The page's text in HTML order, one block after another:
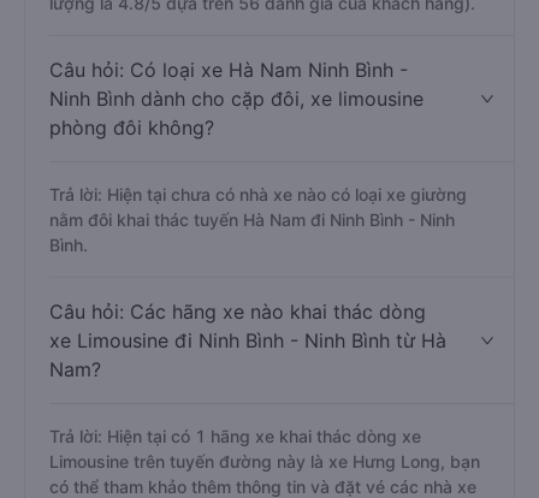
Câu hỏi: Có loại xe Hà Nam Ninh Bình -
Ninh Bình dành cho cặp đôi, xe limousine
phòng đôi không?
Trả lời: Hiện tại chưa có nhà xe nào có loại xe giường
nằm đôi khai thác tuyến Hà Nam đi Ninh Bình - Ninh
Bình.
Câu hỏi: Các hãng xe nào khai thác dòng
xe Limousine đi Ninh Bình - Ninh Bình từ Hà
Nam?
Trả lời: Hiện tại có 1 hãng xe khai thác dòng xe
Limousine trên tuyến đường này là xe Hưng Long, bạn
có thể tham khảo thêm thông tin và đặt vé các nhà xe